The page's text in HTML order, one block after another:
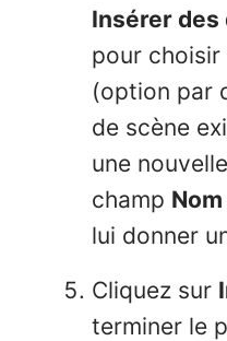
Insérer
pour choisir
(option par
de scène
une
champ
lui donner
Cliquez sur
terminer le